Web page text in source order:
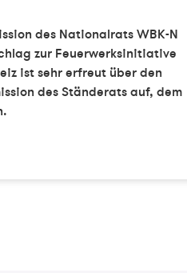
des Nationalrats WBK-N
zur Feuerwerksinitiative
ist sehr erfreut über den
des Ständerats auf, dem